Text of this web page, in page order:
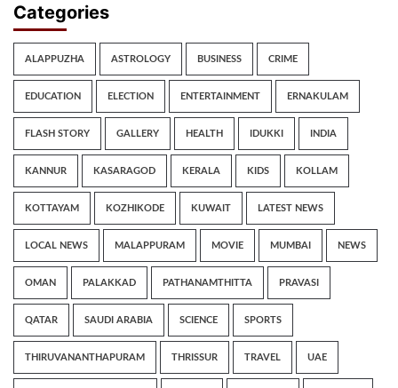
Categories
ALAPPUZHA ASTROLOGY BUSINESS CRIME
EDUCATION ELECTION ENTERTAINMENT ERNAKULAM
FLASH STORY GALLERY HEALTH IDUKKI INDIA
KANNUR KASARAGOD KERALA KIDS KOLLAM
KOTTAYAM KOZHIKODE KUWAIT LATEST NEWS
LOCAL NEWS MALAPPURAM MOVIE MUMBAI NEWS
OMAN PALAKKAD PATHANAMTHITTA PRAVASI
QATAR SAUDI ARABIA SCIENCE SPORTS
THIRUVANANTHAPURAM THRISSUR TRAVEL UAE